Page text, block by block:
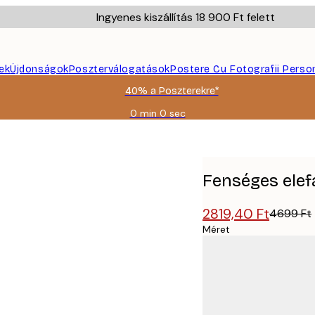
Ingyenes kiszállítás 18 900 Ft felett
ÚjdonságokPoszterválogatásokPostere Cu Fotografii
40% a Poszterekre*
0 min 0 sec
Érvényes:
Fenséges
2819,40 Ft4699 Ft
Méret